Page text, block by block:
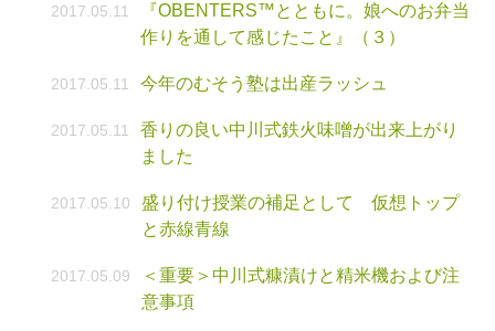
2017.05.11
『OBENTERS™とともに。娘へのお弁当
作りを通して感じたこと』（３）
2017.05.11 今年のむそう塾は出産ラッシュ
2017.05.11
香りの良い中川式鉄火味噌が出来上がり
ました
2017.05.10
盛り付け授業の補足として 仮想トップ
と赤線青線
2017.05.09
＜重要＞中川式糠漬けと精米機および注
意事項